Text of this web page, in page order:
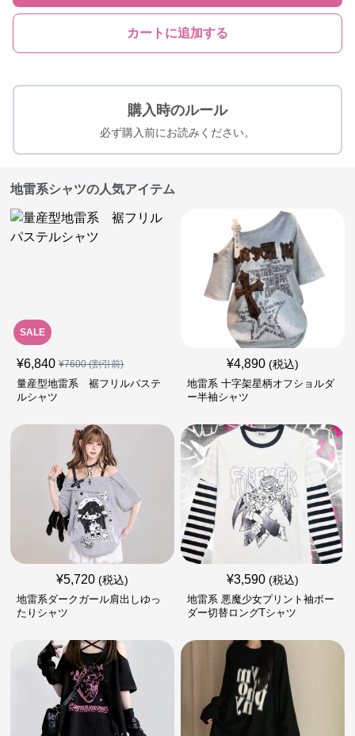
カートに追加する
購入時のルール
必ず購入前にお読みください。
地雷系シャツの人気アイテム
SALE
¥6,840 ¥7600(割引前)
量産型地雷系 裾フリルパステ
ルシャツ
¥4,890 (税込)
地雷系 十字架星柄オフショルダ
ー半袖シャツ
¥5,720 (税込)
地雷系ダークガール肩出しゆっ
たりシャツ
¥3,590 (税込)
地雷系 悪魔少女プリント袖ボー
ダー切替ロングTシャツ